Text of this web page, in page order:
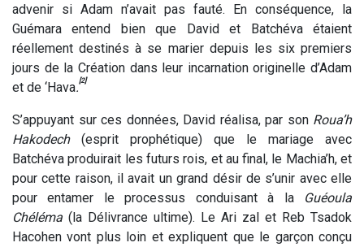
advenir si Adam n’avait pas fauté. En conséquence, la
Guémara entend bien que David et Batchéva étaient
réellement destinés à se marier depuis les six premiers
jours de la Création dans leur incarnation originelle d’Adam
et de ‘Hava.[2]
S’appuyant sur ces données, David réalisa, par son Roua’h
Hakodech(esprit prophétique) que le mariage avec
Batchéva produirait les futurs rois, et au final, le Machia’h, et
pour cette raison, il avait un grand désir de s’unir avec elle
pour entamer le processus conduisant à la
Guéoula
Chéléma (la Délivrance ultime). Le Ari zal et Reb Tsadok
Hacohen vont plus loin et expliquent que le garçon conçu